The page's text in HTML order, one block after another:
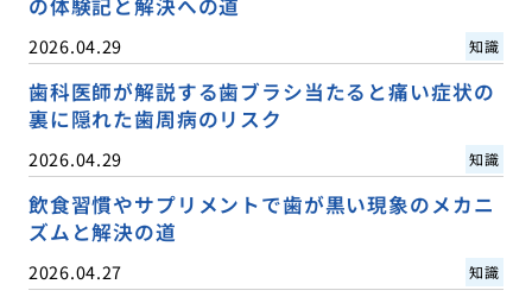
の体験記と解決への道
2026.04.29 知識
歯科医師が解説する歯ブラシ当たると痛い症状の
裏に隠れた歯周病のリスク
2026.04.29 知識
飲食習慣やサプリメントで歯が黒い現象のメカニ
ズムと解決の道
2026.04.27 知識